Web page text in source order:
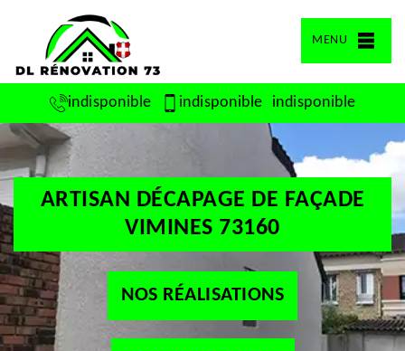
MENU
indisponible indisponible indisponible
ARTISAN DÉCAPAGE DE FAÇADE
VIMINES 73160
NOS RÉALISATIONS